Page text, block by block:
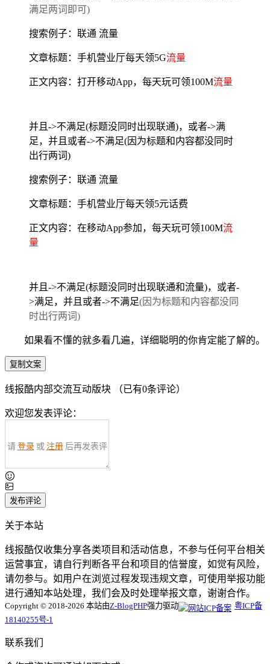
满足两词即可)
搜索例子：联通 流量
文章标题：手机营业厅每天领5G流量
正文内容：打开移动App，每天玩可领100M流量
并且->不满足(标题没同时出现联通)，或者->满
足，并且或者->不满足(因为标题和内容都没同时
出行两词)
搜索例子：联通 流量
文章标题：手机营业厅每天领5元话费
正文内容：在移动App参加，每天玩可领100M流
量
并且->不满足(标题没同时出现联通和流量)，或者-
>满足，并且或者->不满足(因为标题和内容都没同
时出行两词)
如果看不懂的就多看几遍，详细聪明的你肯定能了解的。
复制文案
线报酷内部交流互动版块 （已有0条评论）
欢迎您发表评论：
请 登录 或 注册 后再发表评
发布评论
关于本站
线报酷仅收集分享各类项目和活动信息，不参与任何平台相关
运营事宜，请自行判断各平台和项目的信誉度，如觉有风险，
请勿参与。如用户在浏览过程发现违规文章，可使用举报功能
进行通知本站处理，我们会及时处理举报文章，谢谢合作。
Copyright © 2018-2026 本站由Z-BlogPHP强力驱动
粤ICP备
18140255号-1
联系我们